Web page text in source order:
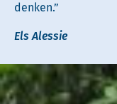
denken.”
Els Alessie